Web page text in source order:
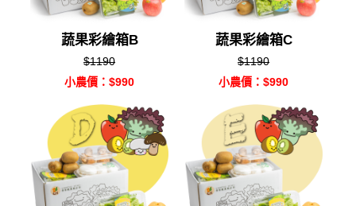
蔬果彩繪箱B
$1190
小農價：$990
蔬果彩繪箱C
$1190
小農價：$990